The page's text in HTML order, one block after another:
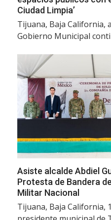
Ciudad Limpia’
Tijuana, Baja California,
Gobierno Municipal
Asiste alcalde Abdiel
Protesta de Bandera
Militar Nacional
Tijuana, Baja California,